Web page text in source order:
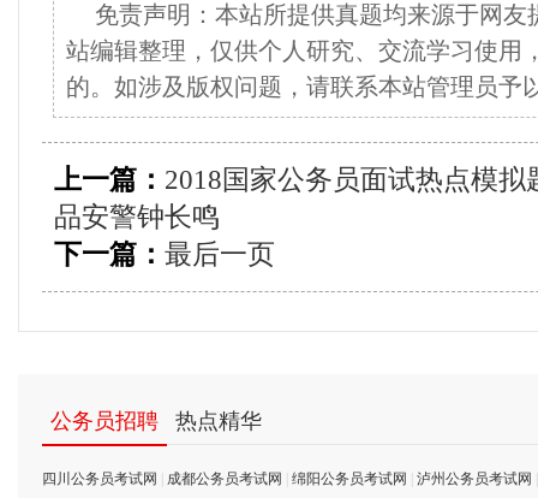
免责声明：本站所提供真题均来源于网友
站编辑整理，仅供个人研究、交流学习使用
的。如涉及版权问题，请联系本站管理员予
上一篇： 2018国家公务员面试热点模拟
品安警钟长鸣
下一篇： 最后一页
公务员招聘 热点精华
四川公务员考试网 成都公务员考试网 绵阳公务员考试网 泸州公务员考试网